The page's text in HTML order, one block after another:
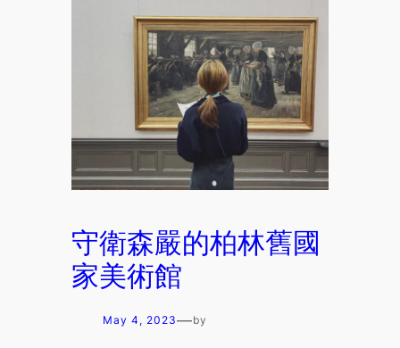
守衛森嚴的柏林舊國
家美術館
May 4, 2023—by